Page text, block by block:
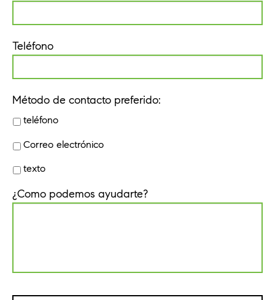
Teléfono
Método de contacto preferido:
teléfono
Correo electrónico
texto
¿Como podemos ayudarte?
CAPTCHA